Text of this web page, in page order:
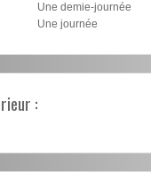
Une demie-journée
Une journée
: